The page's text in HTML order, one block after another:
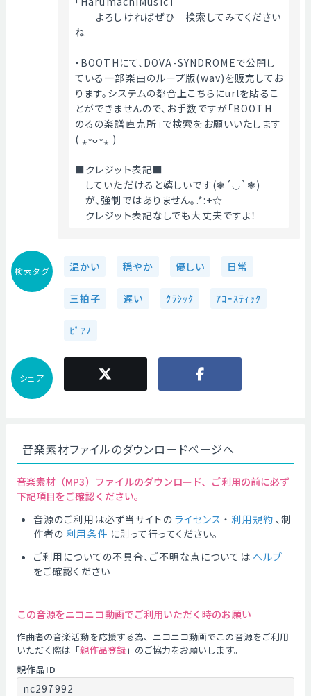
よろしければぜひ　検索してみてください
ね
・BOOTHにて、DOVA-SYNDROMEで公開し
ている一部楽曲のループ版(wav)を販売してお
ります。システムの都合上こちらにurlを貼るこ
とができませんので、お手数ですが「BOOTH
のるの楽譜直売所」で検索をお願いいたします
( ⁎ᵕᴗᵕ⁎ )
■クレジット表記■
していただけると嬉しいです(❃´◡`❃)
が、強制ではありません｡.*:+☆
クレジット表記なしでも大丈夫ですよ！
検索タグ 温かい 穏やか 優しい 日常
三拍子 遅い ｸﾗｼｯｸ ｱｺｰｽﾃｨｯｸ
ﾋﾟｱﾉ
シェア
音楽素材ファイルのダウンロードページへ
音楽素材（MP3）ファイルのダウンロード、ご利用の前に必ず
下記項目をご確認ください。
音源のご利用は必ず当サイトの ライセンス ・ 利用規約 、制
作者の 利用条件 に則って行ってください。
ご利用についての不具合、ご不明な点については ヘルプ
をご確認ください
この音源をニコニコ動画でご利用いただく時のお願い
作曲者の音楽活動を応援する為、ニコニコ動画でこの音源をご利用
いただく際は「親作品登録」のご協力をお願いします。
親作品ID
nc297992